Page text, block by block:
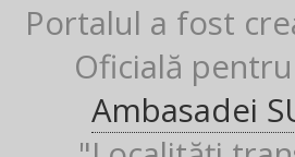
Portalul a fost
Oficială
Ambasadei